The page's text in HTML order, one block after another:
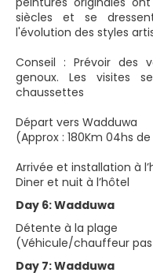
siècles et se
l'évolution des styles
Conseil : Prévoir des
genoux. Les visites
chaussettes
Départ vers Wadduwa
(Approx : 180Km 04hs
Arrivée et installation à
Diner et nuit à l’hôtel
Day 6: Wadduwa
Détente à la plage
(Véhicule/chauffeur
Day 7: Wadduwa